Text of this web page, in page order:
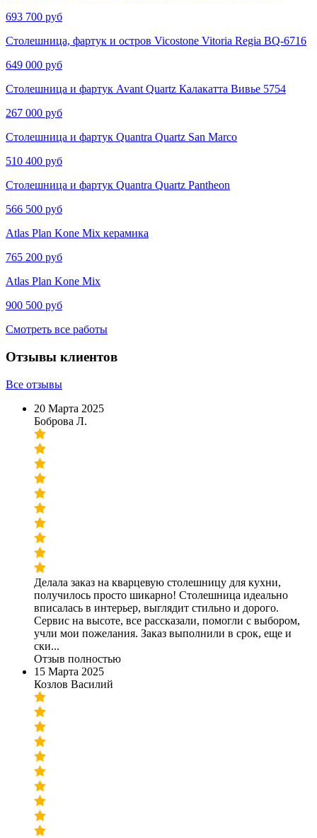
693 700 руб
Столешница, фартук и остров Vicostone Vitoria Regia BQ-6716
649 000 руб
Столешница и фартук Avant Quartz Калакатта Вивье​​​​ 5754
267 000 руб
Столешница и фартук Quantra Quartz San Marco
510 400 руб
Столешница и фартук Quantra Quartz Pantheon
566 500 руб
Atlas Plan Kone Mix керамика
765 200 руб
Atlas Plan Kone Mix
900 500 руб
Смотреть все работы
Отзывы клиентов
Все отзывы
20 Марта 2025
Боброва Л.
Делала заказ на кварцевую столешницу для кухни,
получилось просто шикарно! Столешница идеально
вписалась в интерьер, выглядит стильно и дорого.
Сервис на высоте, все рассказали, помогли с выбором,
учли мои пожелания. Заказ выполнили в срок, еще и
ски...
Отзыв полностью
15 Марта 2025
Козлов Василий